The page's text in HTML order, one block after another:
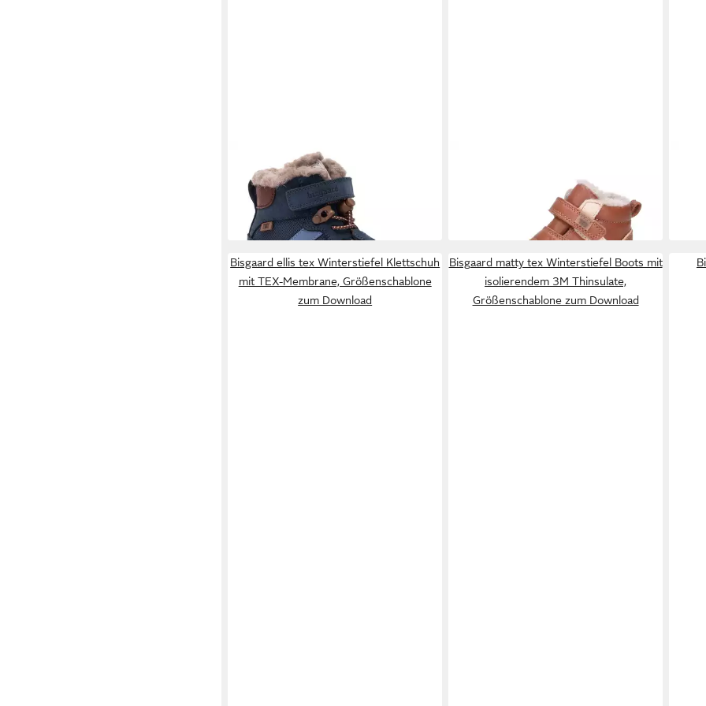
BISGAARDmarlon tex Winterstiefel
Winterboots mit Lammwolle,
Größenschablone zum Download
ab 68,47 € UVP99,95 €
-31%
Bisgaard ellis tex Winterstiefel Klettschuh
mit TEX-Membrane, Größenschablone
zum Download
Bisgaard matty tex Winterstiefel Boots mit
isolierendem 3M Thinsulate,
Größenschablone zum Download